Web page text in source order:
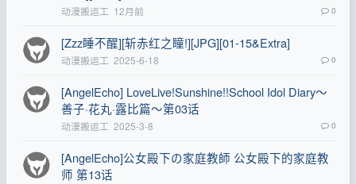
动漫搬运工 12月前 0
[Zzz睡不醒][斩赤红之瞳!][JPG][01-15&Extra]
动漫搬运工 2025-6-18 0
[AngelEcho] LoveLive!Sunshine!!School Idol Diary～
善子·花丸·露比篇～第03话
动漫搬运工 2025-3-8 0
[AngelEcho]公女殿下の家庭教師 公女殿下的家庭教
师 第13话